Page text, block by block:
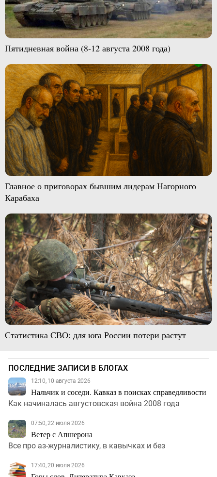
Пятидневная война (8-12 августа 2008 года)
Главное о приговорах бывшим лидерам Нагорного
Карабаха
Статистика СВО: для юга России потери растут
ПОСЛЕДНИЕ ЗАПИСИ В БЛОГАХ
12:10, 10 августа 2026
Нальчик и соседи. Кавказ в поисках справедливости
Как начиналась августовская война 2008 года
07:50, 22 июля 2026
Ветер с Апшерона
Все про аз-журналистику, в кавычках и без
17:40, 20 июля 2026